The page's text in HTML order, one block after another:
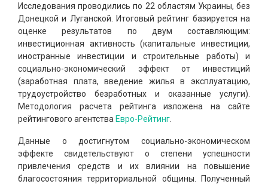
Исследования проводились по 22 областям Украины, без
Донецкой и Луганской. Итоговый рейтинг базируется на
оценке результатов по двум составляющим:
инвестиционная активность (капитальные инвестиции,
иностранные инвестиции и строительные работы) и
социально-экономический эффект от инвестиций
(заработная плата, введение жилья в эксплуатацию,
трудоустройство безработных и оказанные услуги).
Методология расчета рейтинга изложена на сайте
рейтингового агентства Евро-Рейтинг
Данные о достигнутом социально-экономическом
эффекте свидетельствуют о степени успешности
привлечения средств и их влиянии на повышение
благосостояния территориальной общины. Полученный